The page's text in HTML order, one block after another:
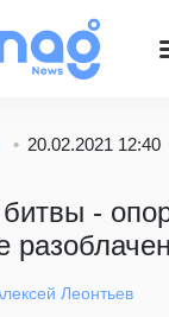
20.02.2021 12:40
-
Леонтьев